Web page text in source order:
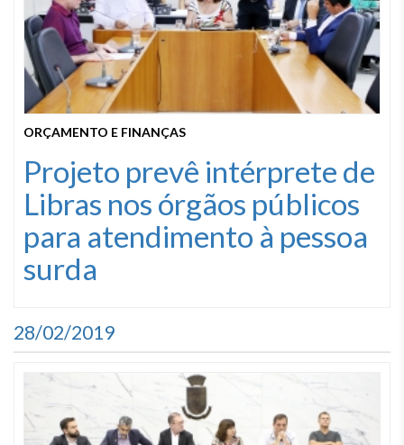
ORÇAMENTO E FINANÇAS
Projeto prevê intérprete de
Libras nos órgãos públicos
para atendimento à pessoa
surda
28/02/2019